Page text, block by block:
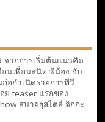
จากการเริ่มต้นแนวคิด
อนเพื่อนสนิท พี่น้อง จับ
อกำเนิดรายการทีวี
ย teaser แรกของ
สบายๆสไตล์ จิกกะ